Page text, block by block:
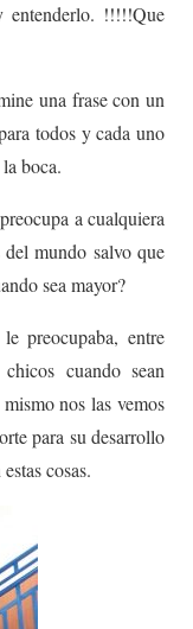
entenderlo. !!!!!Que
una frase con un
todos y cada uno
boca.
a cualquiera
del mundo salvo que
sea mayor?
preocupaba, entre
cuando sean
nos las vemos
para su desarrollo
cosas.